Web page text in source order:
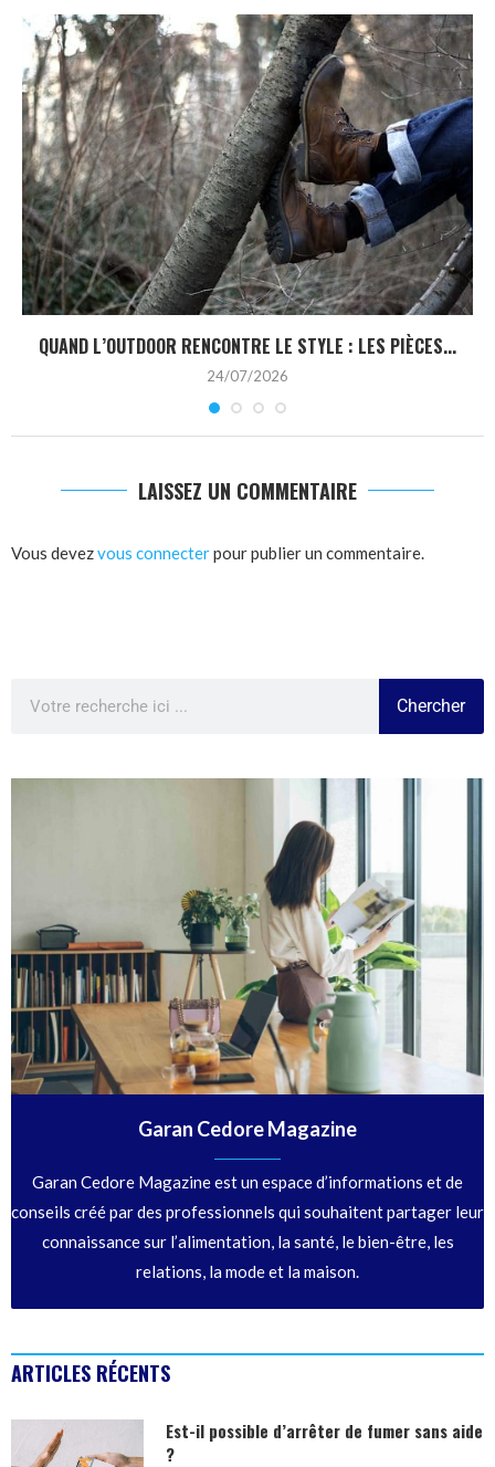
QUAND L’OUTDOOR RENCONTRE LE STYLE : LES PIÈCES...
24/07/2026
LAISSEZ UN COMMENTAIRE
Vous devezvous connecterpour publier un commentaire.
Chercher
Garan Cedore Magazine
Garan Cedore Magazine est un espace d’informations et de
conseils créé par des professionnels qui souhaitent partager leur
connaissance sur l’alimentation, la santé, le bien-être, les
relations, la mode et la maison.
ARTICLES RÉCENTS
Est-il possible d’arrêter de fumer sans aide
?